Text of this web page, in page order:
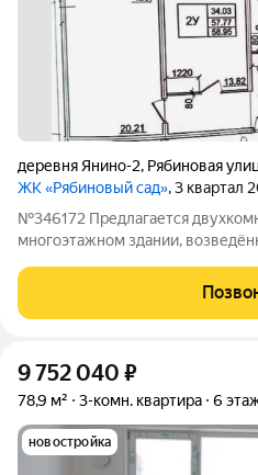
деревня Янино-2, Рябиновая
ЖК «Рябиновый сад», 3 квартал
№346172 Предлагается
многоэтажном здании,
технологий и инновационных
интерьере применены
9 752 040 ₽
78,9 м² 3-комн. квартира 6
новостройка